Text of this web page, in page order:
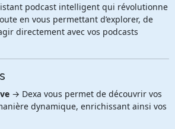
podcast intelligent qui révolutionne
en vous permettant d’explorer, de
directement avec vos podcasts
→ Dexa vous permet de découvrir vos
dynamique, enrichissant ainsi vos